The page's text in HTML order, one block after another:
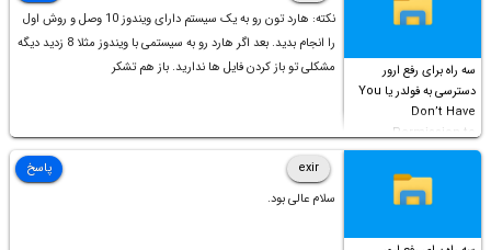
سه راه برای رفع ارور
دسترسی به فولدر یا You
Don’t Have
Permission to
Access this folder
نکته: هارد تون رو به یک سیستم دارای ویندوز 10 وصل و روش اول
را انجام بدید. بعد اگر هارد رو به سیستمی با ویندوز مثلا 8 زدید دیگه
مشکلی تو باز کردن فایل ها ندارید. باز هم تشکر
exir
سلام عالی بود.
پاسخ